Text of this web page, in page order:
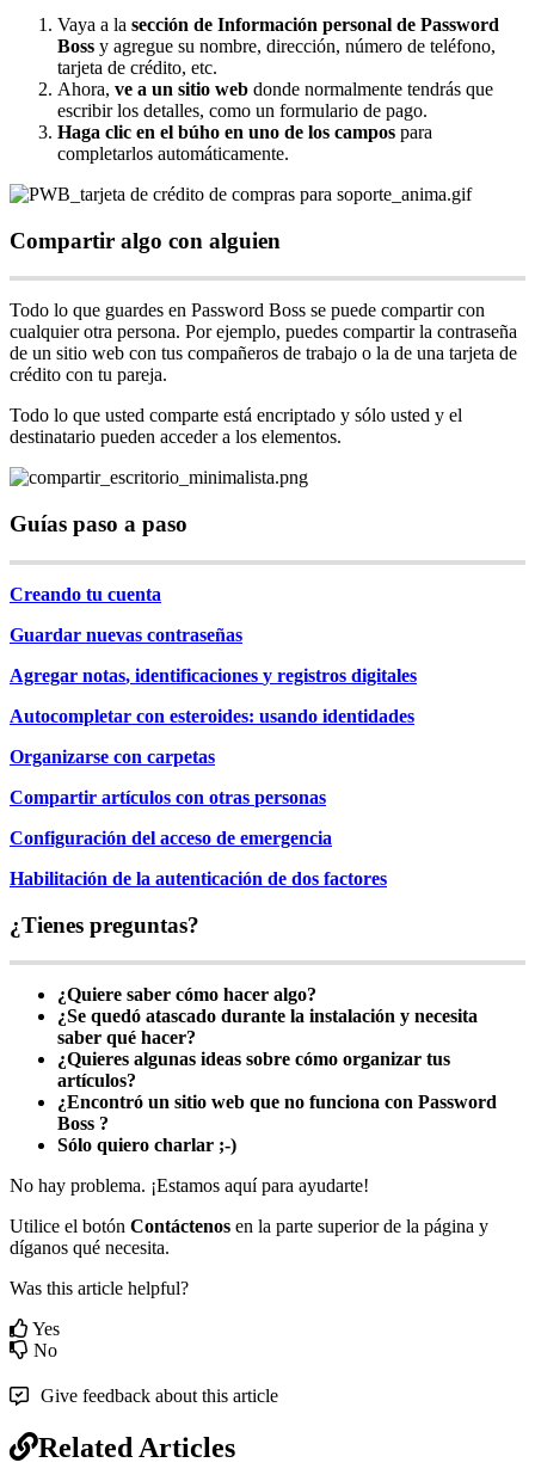
Vaya a la sección de Información personal de Password
Boss y agregue su nombre, dirección, número de teléfono,
tarjeta de crédito, etc.
Ahora, ve a un sitio web donde normalmente tendrás que
escribir los detalles, como un formulario de pago.
Haga clic en el búho en uno de los campos para
completarlos automáticamente.
Compartir algo con alguien
Todo lo que guardes en Password Boss se puede compartir con
cualquier otra persona. Por ejemplo, puedes compartir la contraseña
de un sitio web con tus compañeros de trabajo o la de una tarjeta de
crédito con tu pareja.
Todo lo que usted comparte está encriptado y sólo usted y el
destinatario pueden acceder a los elementos.
Guías paso a paso
Creando tu cuenta
Guardar nuevas contraseñas
Agregar notas, identificaciones y registros digitales
Autocompletar con esteroides: usando identidades
Organizarse con carpetas
Compartir artículos con otras personas
Configuración del acceso de emergencia
Habilitación de la autenticación de dos factores
¿Tienes preguntas?
¿Quiere saber cómo hacer algo?
¿Se quedó atascado durante la instalación y necesita
saber qué hacer?
¿Quieres algunas ideas sobre cómo organizar tus
artículos?
¿Encontró un sitio web que no funciona con Password
Boss ?
Sólo quiero charlar ;-)
No hay problema. ¡Estamos aquí para ayudarte!
Utilice el botón Contáctenos en la parte superior de la página y
díganos qué necesita.
Was this article helpful?
Yes
No
Give feedback about this article
Related Articles